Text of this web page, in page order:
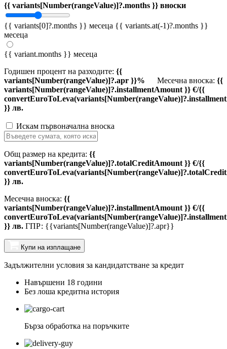
{{ variants[Number(rangeValue)]?.months }} вноски
{{ variants[0]?.months }} месеца {{ variants.at(-1)?.months }}
месеца
{{ variant.months }} месеца
Годишен процент на разходите: {{
variants[Number(rangeValue)]?.apr }}%
Месечна вноска: {{
variants[Number(rangeValue)]?.installmentAmount }} €/{{
}} лв.
Искам първоначална вноска
Общ размер на кредита: {{
variants[Number(rangeValue)]?.totalCreditAmount }} €/{{
}} лв.
Месечна вноска: {{
variants[Number(rangeValue)]?.installmentAmount }} €/{{
}} лв. ГПР: {{variants[Number(rangeValue)]?.apr}}
Купи на изплащане
Задължителни условия за кандидатстване за кредит
Навършени 18 години
Без лоша кредитна история
Бърза обработка на поръчките